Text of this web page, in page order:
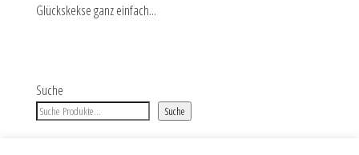
Glückskekse ganz einfach...
Suche
Suche